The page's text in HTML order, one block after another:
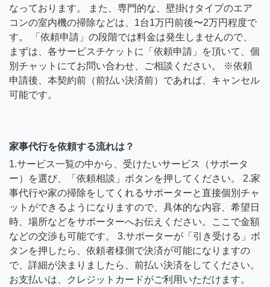
なっております。 また、専門的な、壁掛けタイプのエア
コンの室内機の掃除などは、1台1万円前後〜2万円程度で
す。 「依頼申請」の段階では料金は発生しませんので、
まずは、各サービスチケットに「依頼申請」を頂いて、個
別チャットにてお問い合わせ、ご相談ください。 ※依頼
申請後、本契約前（前払い決済前）であれば、キャンセル
可能です。
家事代行を依頼する流れは？
1.サービス一覧の中から、受けたいサービス（サポータ
ー）を選び、「依頼相談」ボタンを押してください。 2.家
事代行や家の掃除をしてくれるサポーターと直接個別チャ
ットができるようになりますので、具体的な内容、希望日
時、場所などをサポーターへお伝えください。ここで金額
などの交渉も可能です。 3.サポーターが「引き受ける」ボ
タンを押したら、依頼者様側で決済が可能になりますの
で、詳細が決まりましたら、前払い決済をしてください。
お支払いは、クレジットカードがご利用いただけます。